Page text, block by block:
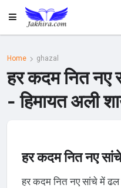
Home ghazal
हर कदम नित नए
- हिमायत अली
हर कदम नित नए
हर कदम नित नए सांचे में ढल